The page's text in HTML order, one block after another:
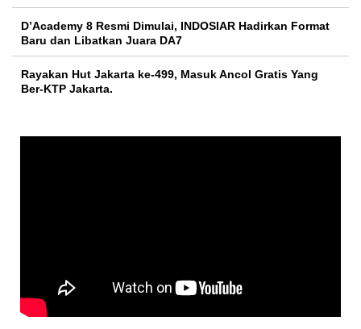
D’Academy 8 Resmi Dimulai, INDOSIAR Hadirkan Format
Baru dan Libatkan Juara DA7
Rayakan Hut Jakarta ke-499, Masuk Ancol Gratis Yang
Ber-KTP Jakarta.